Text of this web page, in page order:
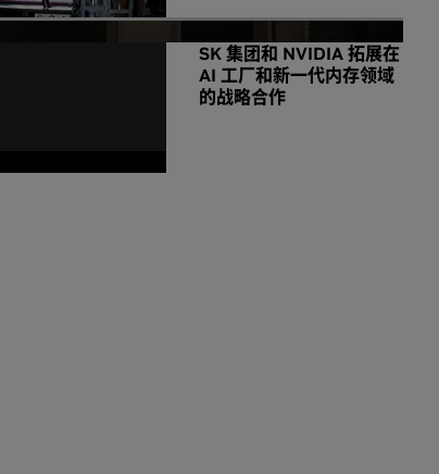
SK 集团和 NVIDIA 拓展在
AI 工厂和新一代内存领域
的战略合作